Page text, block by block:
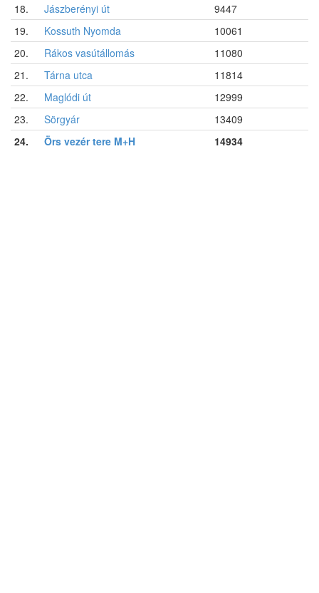
18.
Jászberényi út
9447
19.
Kossuth Nyomda
10061
20.
Rákos vasútállomás
11080
21.
Tárna utca
11814
22.
Maglódi út
12999
23.
Sörgyár
13409
24.
Örs vezér tere M+H 14934